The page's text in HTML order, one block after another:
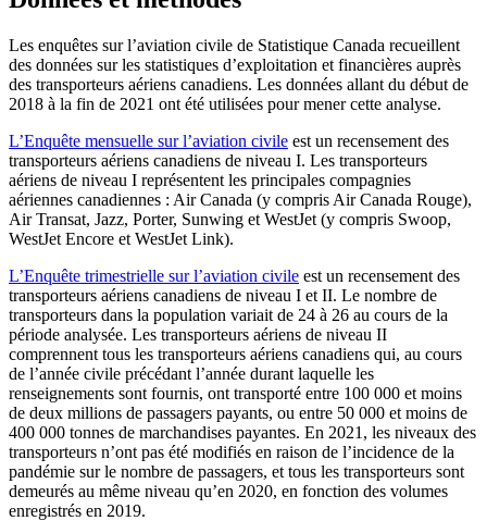
Les enquêtes sur l’aviation civile de Statistique Canada recueillent
des données sur les statistiques d’exploitation et financières auprès
des transporteurs aériens canadiens. Les données allant du début de
2018 à la fin de 2021 ont été utilisées pour mener cette analyse.
L’Enquête mensuelle sur l’aviation civile est un recensement des
transporteurs aériens canadiens de niveau I. Les transporteurs
aériens de niveau I représentent les principales compagnies
aériennes canadiennes : Air Canada (y compris Air Canada Rouge),
Air Transat, Jazz, Porter, Sunwing et WestJet (y compris Swoop,
WestJet Encore et WestJet Link).
L’Enquête trimestrielle sur l’aviation civile est un recensement des
transporteurs aériens canadiens de niveau I et II. Le nombre de
transporteurs dans la population variait de 24 à 26 au cours de la
période analysée. Les transporteurs aériens de niveau II
comprennent tous les transporteurs aériens canadiens qui, au cours
de l’année civile précédant l’année durant laquelle les
renseignements sont fournis, ont transporté entre 100 000 et moins
de deux millions de passagers payants, ou entre 50 000 et moins de
400 000 tonnes de marchandises payantes. En 2021, les niveaux des
transporteurs n’ont pas été modifiés en raison de l’incidence de la
pandémie sur le nombre de passagers, et tous les transporteurs sont
demeurés au même niveau qu’en 2020, en fonction des volumes
enregistrés en 2019.